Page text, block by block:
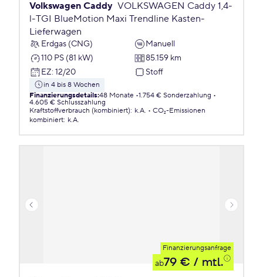
Volkswagen Caddy VOLKSWAGEN Caddy 1,4-
l-TGI BlueMotion Maxi Trendline Kasten-
Lieferwagen
Erdgas (CNG)
Manuell
110 PS (81 kW)
85.159 km
EZ: 12/20 Stoff
in 4 bis 8 Wochen
Finanzierungsdetails:48 Monate 1.754 € Sonderzahlung
4.605 € Schlusszahlung
Kraftstoffverbrauch (kombiniert): k.A.
CO₂-Emissionen
kombiniert: k.A.
Finanzierungsanfrage
ab79 € / mtl.